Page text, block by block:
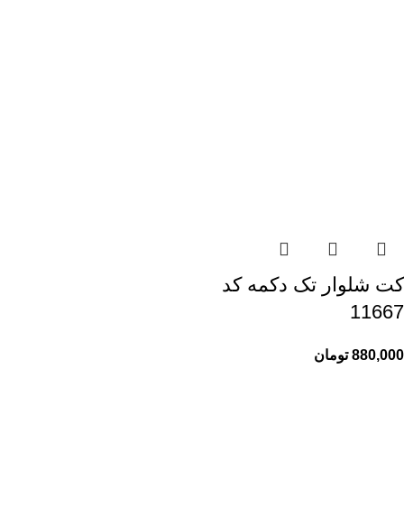
کت شلوار تک دکمه کد
11667
880,000 تومان